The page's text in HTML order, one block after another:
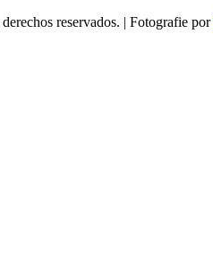
reservados. | Fotografie por